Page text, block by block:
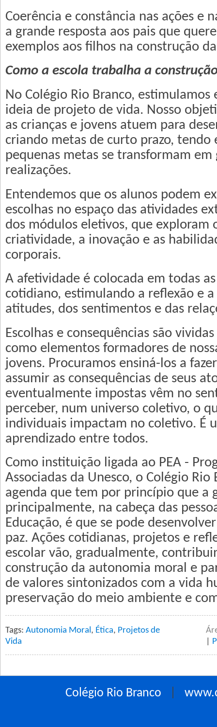
Coerência e constância nas ações e
a grande resposta aos pais que
exemplos aos filhos na construção
Como a escola trabalha a
No Colégio Rio Branco, estimulamos
ideia de projeto de vida. Nosso
as crianças e jovens atuem para
criando metas de curto prazo, tendo
pequenas metas se transformam em
realizações.
Entendemos que os alunos podem
escolhas no espaço das atividades
dos módulos eletivos, que exploram
criatividade, a inovação e as
corporais.
A afetividade é colocada em todas
cotidiano, estimulando a reflexão e
atitudes, dos sentimentos e das
Escolhas e consequências são
como elementos formadores de
jovens. Procuramos ensiná-los a
assumir as consequências de seus
eventualmente impostas vêm no
perceber, num universo coletivo, o
individuais impactam no coletivo. É
aprendizado entre todos.
Como instituição ligada ao PEA -
Associadas da Unesco, o Colégio Rio
agenda que tem por princípio que a
principalmente, na cabeça das
Educação, é que se pode
paz. Ações cotidianas, projetos e
escolar vão, gradualmente,
construção da autonomia moral e
de valores sintonizados com a vida
preservação do meio ambiente e
Tags: Autonomia Moral , Ética, Projetos de
Vida
Colégio Rio Branco